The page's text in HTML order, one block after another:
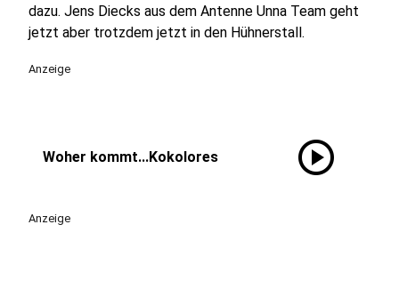
dazu. Jens Diecks aus dem Antenne Unna Team geht
jetzt aber trotzdem jetzt in den Hühnerstall.
Anzeige
Woher kommt...Kokolores play_circle
Anzeige